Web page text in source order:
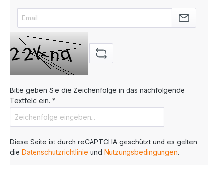
Bitte geben Sie die Zeichenfolge in das nachfolgende
Textfeld ein. *
Diese Seite ist durch reCAPTCHA geschützt und es gelten
die Datenschutzrichtlinie und Nutzungsbedingungen.